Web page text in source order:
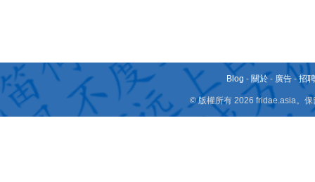
Blog - 關於 - 廣告 -招
© 版權所有 2026 fridae.asia。